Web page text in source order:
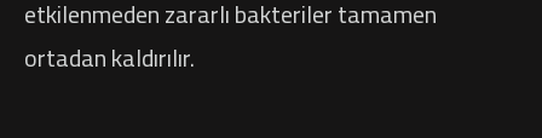
etkilenmeden zararlı bakteriler tamamen
ortadan kaldırılır.